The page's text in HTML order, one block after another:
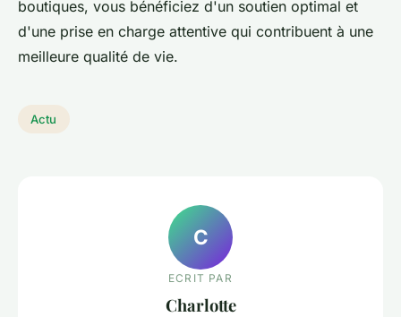
boutiques, vous bénéficiez d'un soutien optimal et
d'une prise en charge attentive qui contribuent à une
meilleure qualité de vie.
Actu
C
ECRIT PAR
Charlotte